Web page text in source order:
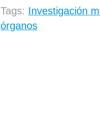
Tags: Investigación
órganos